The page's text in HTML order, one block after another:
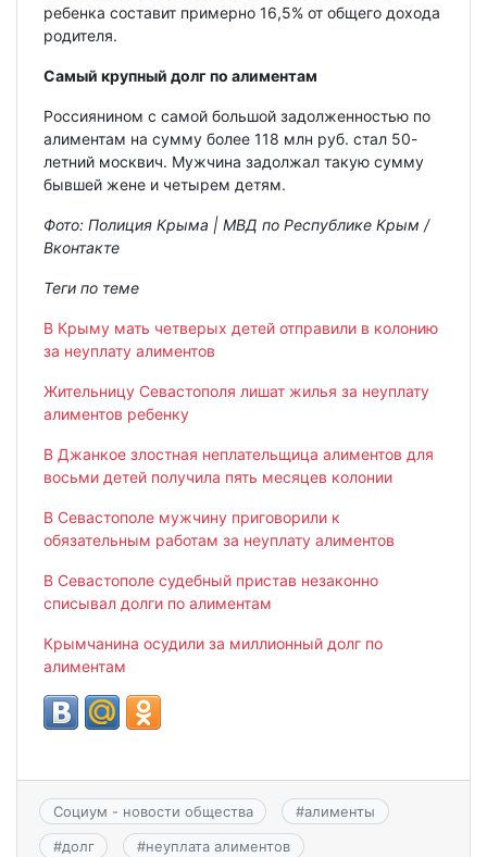
ребенка составит примерно 16,5% от общего дохода
родителя.
Самый крупный долг по алиментам
Россиянином с самой большой задолженностью по
алиментам на сумму более 118 млн руб. стал 50-
летний москвич. Мужчина задолжал такую сумму
бывшей жене и четырем детям.
Фото: Полиция Крыма | МВД по Республике Крым /
Вконтакте
Теги по теме
В Крыму мать четверых детей отправили в колонию
за неуплату алиментов
Жительницу Севастополя лишат жилья за неуплату
алиментов ребенку
В Джанкое злостная неплательщица алиментов для
восьми детей получила пять месяцев колонии
В Севастополе мужчину приговорили к
обязательным работам за неуплату алиментов
В Севастополе судебный пристав незаконно
списывал долги по алиментам
Крымчанина осудили за миллионный долг по
алиментам
Социум - новости общества #алименты
#долг #неуплата алиментов